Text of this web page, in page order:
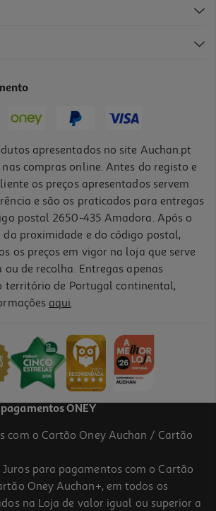
apresentados no site Auchan.pt
compras online. Antes do registo e
os preços apresentados servem
e são os praticados para entregas
postal 2650-435 Amadora. Após o
proximidade e do código postal,
os preços em vigor na loja que serve
de recolha. Entregas apenas
território de Portugal continental,
aqui.
ONEY
com o Cartão Oney Auchan / Cartão
para pagamentos com o Cartão
Oney Auchan+, em todos os
na Loja de valor igual ou superior a